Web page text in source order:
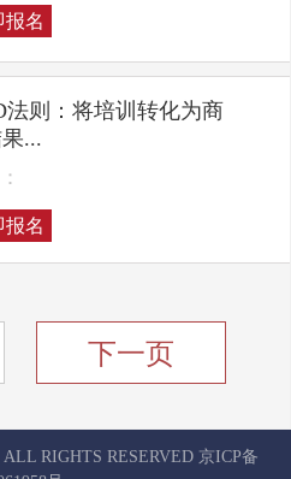
报名
法则：将培训转化为商
...
报名
下一页
RIGHTS RESERVED 京ICP备